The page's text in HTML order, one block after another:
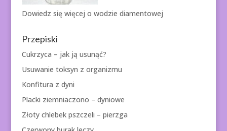
Dowiedz się więcej o wodzie diamentowej
Przepiski
Cukrzyca – jak ją usunąć?
Usuwanie toksyn z organizmu
Konfitura z dyni
Placki ziemniaczono – dyniowe
Złoty chlebek pszczeli – pierzga